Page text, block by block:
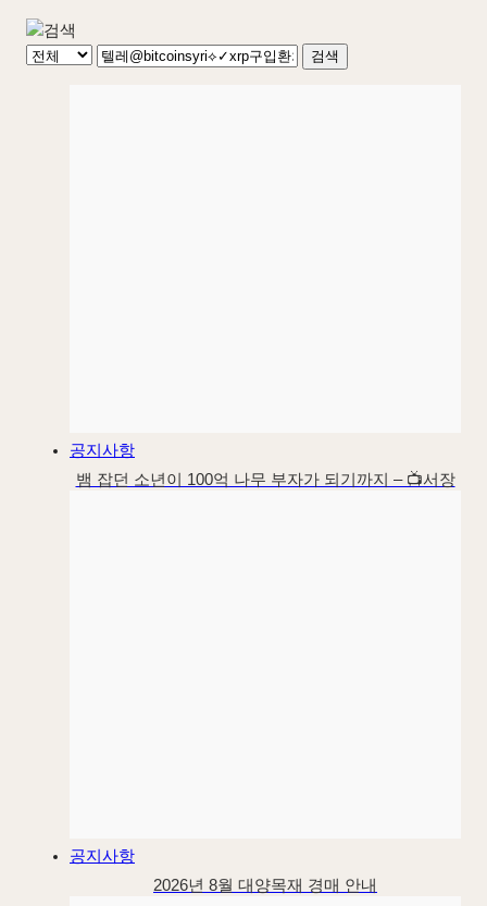
검색
공지사항
뱀 잡던 소년이 100억 나무 부자가 되기까지 – 📺서장
공지사항
2026년 8월 대양목재 경매 안내